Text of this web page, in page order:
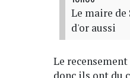
Le maire
d'or aussi
Le
donc ils ont du